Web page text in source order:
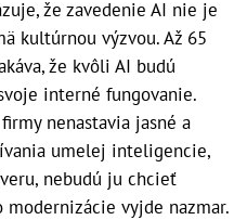
že zavedenie AI nie je
kultúrnou výzvou. Až 65
že kvôli AI budú
interné fungovanie.
nenastavia jasné a
umelej inteligencie,
nebudú ju chcieť
vyjde nazmar.